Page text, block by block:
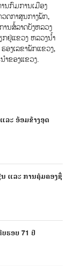
ນກົມການເມືອງ
ດກາສູນກາງພັກ,
ນສໍ້ລາດບັງຫລວງ
ກຢູ່ແຂວງ ຫລວງນໍ້າ
ງເລຂາພັກແຂວງ,
ຳຂອງແຂວງ.
ລະ ອ້ອມຂ້າງອຸດ
ແລະ ການຄຸ້ມຄອງຊື່
ຮອບ 71 ປີ